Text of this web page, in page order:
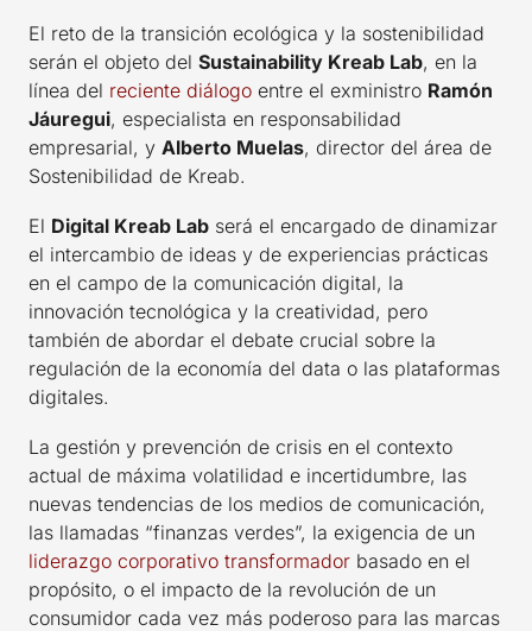
El reto de la transición ecológica y la sostenibilidad
serán el objeto del Sustainability Kreab Lab, en la
línea del reciente diálogo entre el exministro Ramón
Jáuregui, especialista en responsabilidad
empresarial, y Alberto Muelas, director del área de
Sostenibilidad de Kreab.
El Digital Kreab Lab será el encargado de dinamizar
el intercambio de ideas y de experiencias prácticas
en el campo de la comunicación digital, la
innovación tecnológica y la creatividad, pero
también de abordar el debate crucial sobre la
regulación de la economía del data o las plataformas
digitales.
La gestión y prevención de crisis en el contexto
actual de máxima volatilidad e incertidumbre, las
nuevas tendencias de los medios de comunicación,
las llamadas “finanzas verdes”, la exigencia de un
liderazgo corporativo transformador basado en el
propósito, o el impacto de la revolución de un
consumidor cada vez más poderoso para las marcas